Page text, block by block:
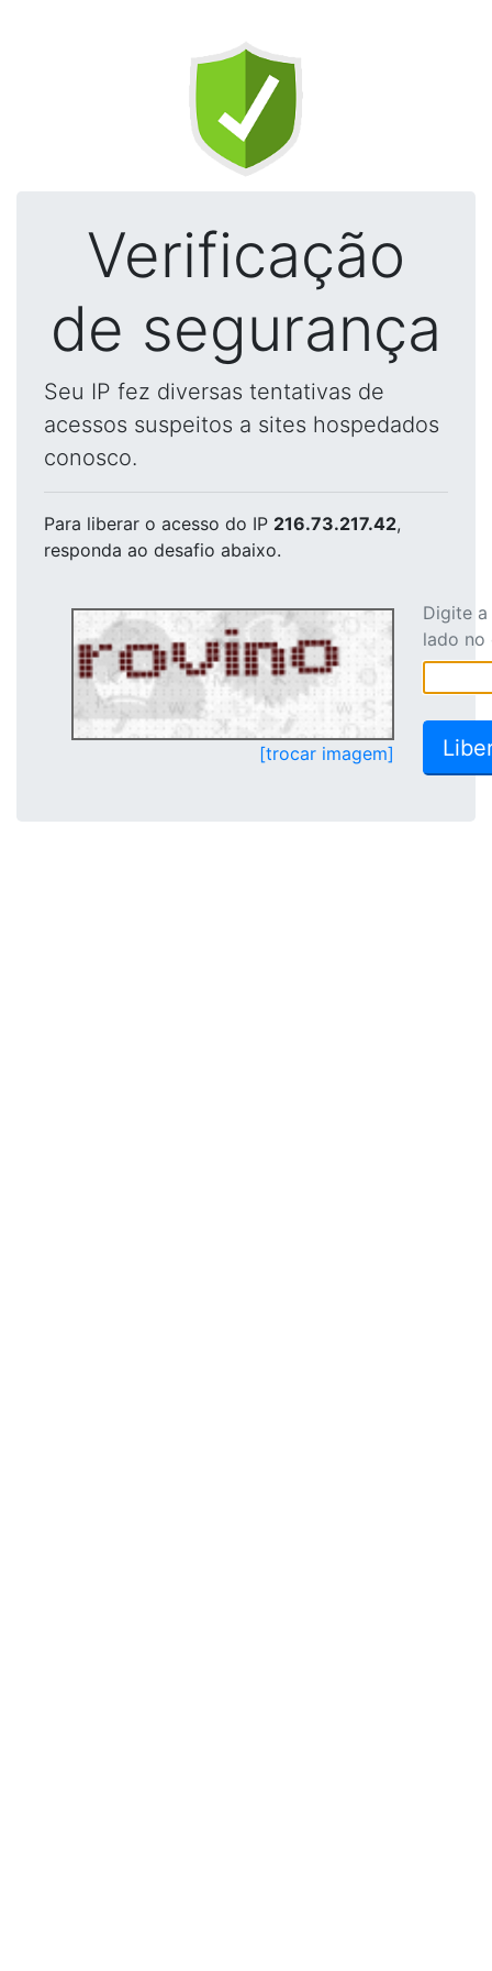
Verificação
de segurança
Seu IP fez diversas tentativas de
acessos suspeitos a sites hospedados
conosco.
Para liberar o acesso do IP 216.73.217.42,
responda ao desafio abaixo.
[trocar imagem]
Digite
lado no